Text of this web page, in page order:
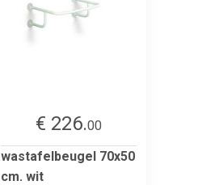
€ 226.00
wastafelbeugel 70x50
cm. wit